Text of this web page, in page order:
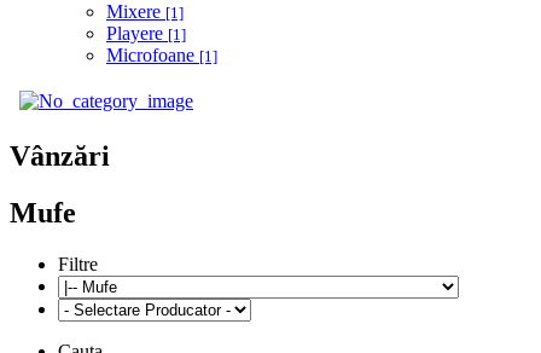
Mixere [1]
Playere [1]
Microfoane [1]
Vânzări
Mufe
Filtre